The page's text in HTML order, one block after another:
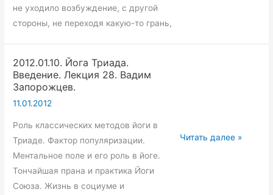
не уходило возбуждение, с другой
стороны, не переходя какую-то грань,
2012.01.10. Йога Триада.
Введение. Лекция 28. Вадим
Запорожцев.
11.01.2012
Роль классических методов йоги в
Триаде. Фактор популяризации.
Ментальное поле и его роль в йоге.
Тончайшая прана и практика Йоги
Союза. Жизнь в социуме и
2012.01.10.
Читать далее »